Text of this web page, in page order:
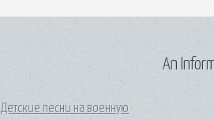
Детские песни на военную
An